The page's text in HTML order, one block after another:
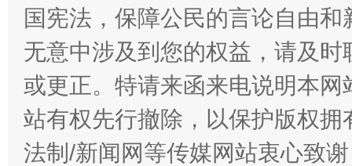
国宪法，保障公民的言论自由
无意中涉及到您的权益，请及
或更正。特请来函来电说明本
站有权先行撤除，以保护版权
法制/新闻网等传媒网站衷心致